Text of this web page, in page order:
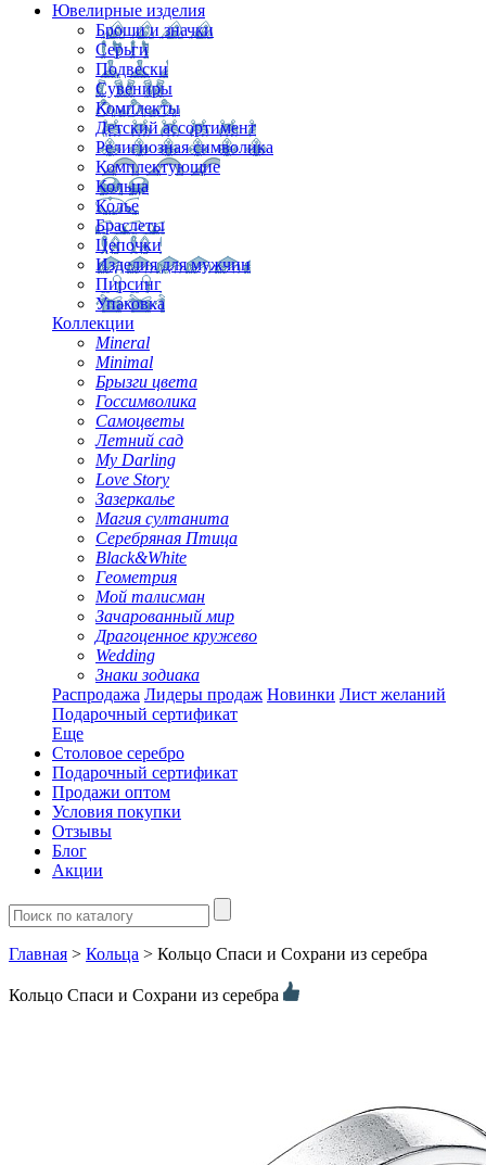
Ювелирные изделия
Броши и значки
Серьги
Подвески
Сувениры
Комплекты
Детский ассортимент
Религиозная символика
Комплектующие
Кольца
Колье
Браслеты
Цепочки
Изделия для мужчин
Пирсинг
Упаковка
Коллекции
Mineral
Minimal
Брызги цвета
Госсимволика
Самоцветы
Летний сад
My Darling
Love Story
Зазеркалье
Магия султанита
Серебряная Птица
Black&White
Геометрия
Мой талисман
Зачарованный мир
Драгоценное кружево
Wedding
Знаки зодиака
Распродажа Лидеры продаж Новинки Лист желаний
Подарочный сертификат
Еще
Столовое серебро
Подарочный сертификат
Продажи оптом
Условия покупки
Отзывы
Блог
Акции
Главная > Кольца > Кольцо Спаси и Сохрани из серебра
Кольцо Спаси и Сохрани из серебра